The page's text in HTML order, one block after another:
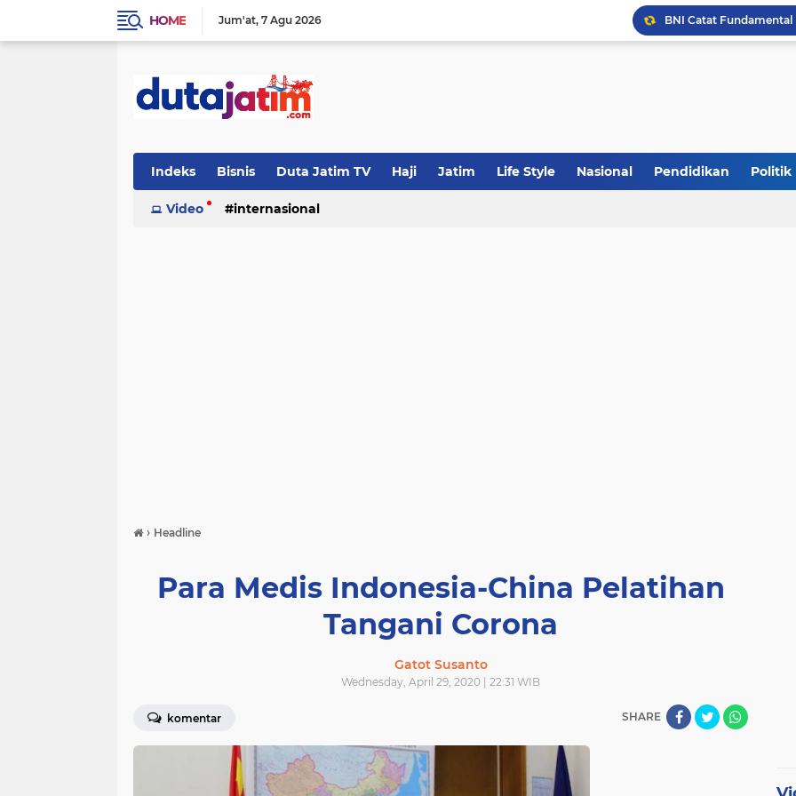
HOME Jum'at 7 Agu 2026
Indeks Bisnis Duta Jatim TV Haji Jatim Life Style Nasional Pendidikan Politik
Video internasional
› Headline
Para Medis Indonesia-China Pelatihan
Tangani Corona
Gatot Susanto
Wednesday, April 29, 2020 | 22:31 WIB
komentar SHARE